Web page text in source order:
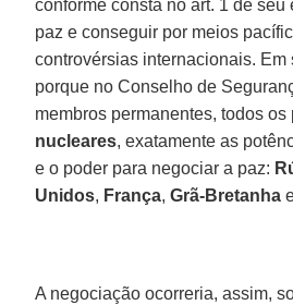
conforme consta no art. 1 de seu
paz e conseguir por meios
controvérsias internacionais. Em
porque no Conselho de
membros permanentes, todos
nucleares, exatamente as
e o poder para negociar a paz:
Unidos, França,Grã-Bretanha
A negociação ocorreria, assim,